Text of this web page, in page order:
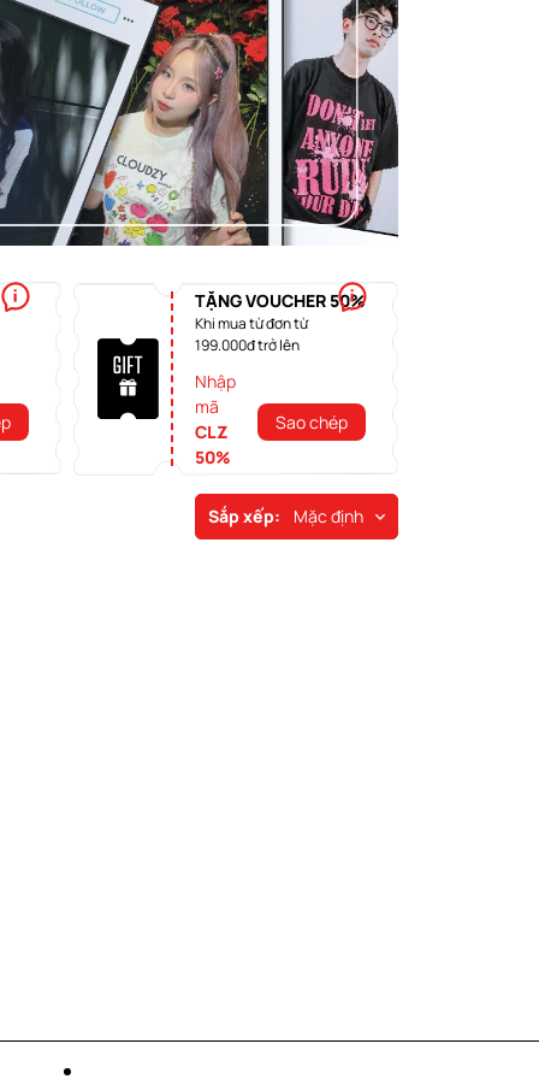
TẶNG VOUCHER 50%
Khi mua từ đơn từ
199.000đ trở lên
Nhập
mã
CLZ
50%
Sao chép
Sắp xếp: Mặc định